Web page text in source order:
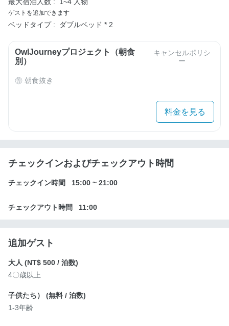
最大宿泊人数 : 1~4 人物
ゲストを追加できます
ベッドタイプ : ダブルベッド * 2
OwlJourneyプロジェクト（朝食
別）
キャンセルポリシ
ー
朝食抜き
料金を見る
チェックインおよびチェックアウト時間
チェックイン時間 15:00 ~ 21:00
チェックアウト時間 11:00
追加ゲスト
大人 (NT$ 500 / 泊数)
4〇歳以上
子供たち） (無料 / 泊数)
1-3年齢